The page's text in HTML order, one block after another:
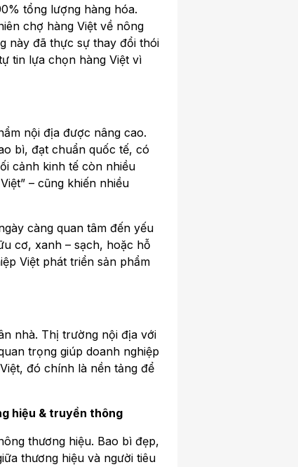
tổng lượng hàng hóa.
chợ hàng Việt về nông
này đã thực sự thay đổi thói
tin lựa chọn hàng Việt vì
nội địa được nâng cao.
bì, đạt chuẩn quốc tế, có
cảnh kinh tế còn nhiều
– cũng khiến nhiều
càng quan tâm đến yếu
cơ, xanh – sạch, hoặc hỗ
Việt phát triển sản phẩm
nhà. Thị trường nội địa với
trọng giúp doanh nghiệp
đó chính là nền tảng để
hiệu & truyền thông
thương hiệu. Bao bì đẹp,
thương hiệu và người tiêu